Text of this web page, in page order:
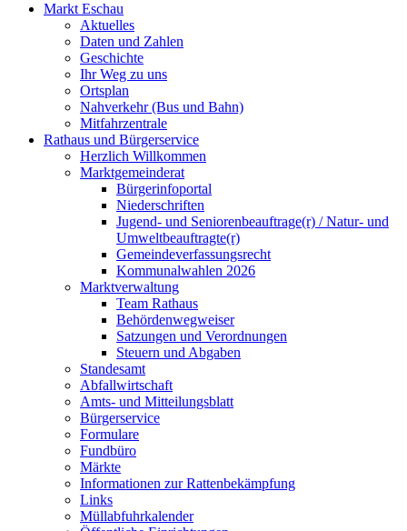
Markt Eschau
Aktuelles
Daten und Zahlen
Geschichte
Ihr Weg zu uns
Ortsplan
Nahverkehr (Bus und Bahn)
Mitfahrzentrale
Rathaus und Bürgerservice
Herzlich Willkommen
Marktgemeinderat
Bürgerinfoportal
Niederschriften
Jugend- und Seniorenbeauftrage(r) / Natur- und
Umweltbeauftragte(r)
Gemeindeverfassungsrecht
Kommunalwahlen 2026
Marktverwaltung
Team Rathaus
Behördenwegweiser
Satzungen und Verordnungen
Steuern und Abgaben
Standesamt
Abfallwirtschaft
Amts- und Mitteilungsblatt
Bürgerservice
Formulare
Fundbüro
Märkte
Informationen zur Rattenbekämpfung
Links
Müllabfuhrkalender